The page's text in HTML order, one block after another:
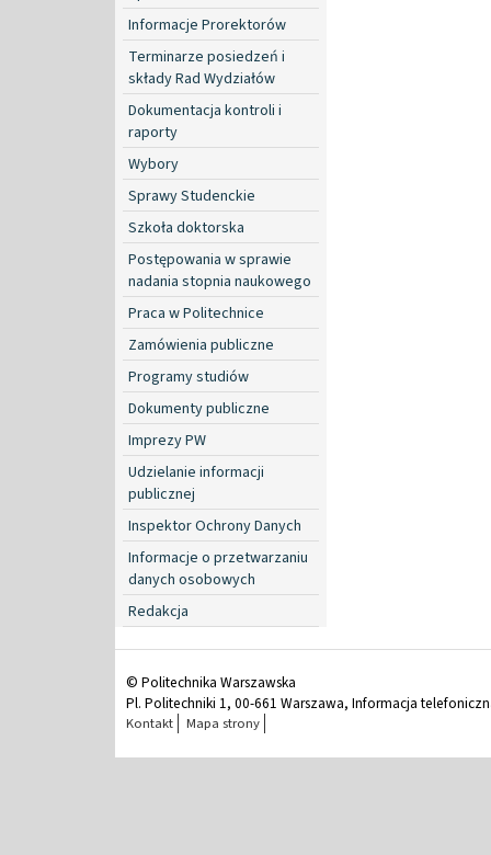
Informacje Prorektorów
Terminarze posiedzeń i
składy Rad Wydziałów
Dokumentacja kontroli i
raporty
Wybory
Sprawy Studenckie
Szkoła doktorska
Postępowania w sprawie
nadania stopnia naukowego
Praca w Politechnice
Zamówienia publiczne
Programy studiów
Dokumenty publiczne
Imprezy PW
Udzielanie informacji
publicznej
Inspektor Ochrony Danych
Informacje o przetwarzaniu
danych osobowych
Redakcja
© Politechnika Warszawska
Pl. Politechniki 1, 00-661 Warszawa, Informacja
Kontakt Mapa strony